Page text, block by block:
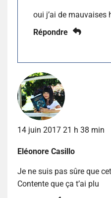
oui j’ai de mauvaises
Répondre
14 juin 2017 21 h 38 min
Eléonore Casillo
Je ne suis pas sûre que
Contente que ça t’ai plu